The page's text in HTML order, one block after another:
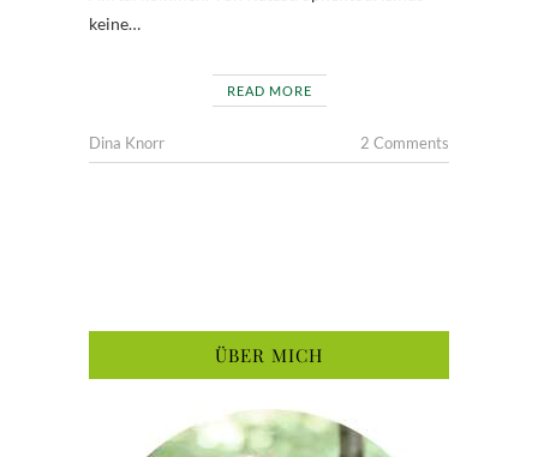
keine…
READ MORE
Dina Knorr 2 Comments
ÜBER MICH